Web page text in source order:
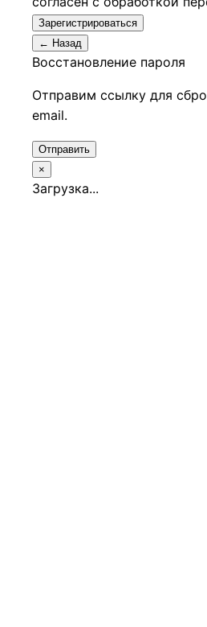
Зарегистрироваться
← Назад
Восстановление пароля
Отправим ссылку для
email.
Отправить
×
Загрузка...